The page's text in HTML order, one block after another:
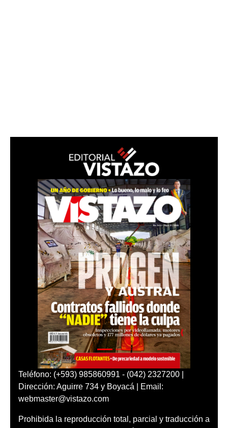
Teléfono: (+593) 985860991 - (042) 2327200 |
Dirección: Aguirre 734 y Boyacá | Email:
webmaster@vistazo.com
Prohibida la reproducción total, parcial y traducción a